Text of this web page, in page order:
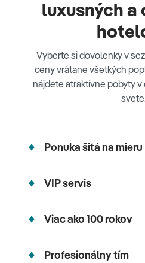
luxusných a
Vyberte si dovolenky v
ceny vrátane všetkých
nájdete atraktívne pobyty
Ponuka šitá na mieru
VIP servis
Viac ako 100 rokov
Profesionálny tím